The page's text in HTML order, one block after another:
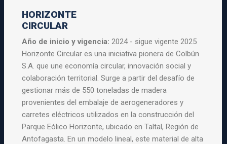
HORIZONTE
CIRCULAR
Año de inicio y vigencia:2024 - sigue vigente 2025
Horizonte Circular es una iniciativa pionera de Colbún
S.A. que une economía circular, innovación social y
colaboración territorial. Surge a partir del desafío de
gestionar más de 550 toneladas de madera
provenientes del embalaje de aerogeneradores y
carretes eléctricos utilizados en la construcción del
Parque Eólico Horizonte, ubicado en Taltal, Región de
Antofagasta. En un modelo lineal, este material de alta